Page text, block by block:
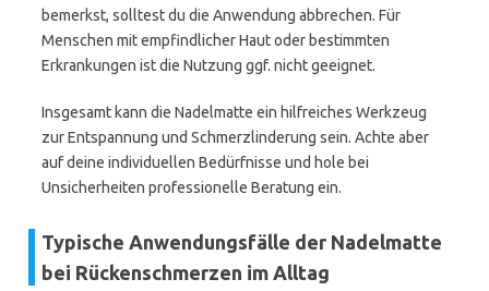
bemerkst, solltest du die Anwendung abbrechen. Für
Menschen mit empfindlicher Haut oder bestimmten
Erkrankungen ist die Nutzung ggf. nicht geeignet.
Insgesamt kann die Nadelmatte ein hilfreiches Werkzeug
zur Entspannung und Schmerzlinderung sein. Achte aber
auf deine individuellen Bedürfnisse und hole bei
Unsicherheiten professionelle Beratung ein.
Typische Anwendungsfälle der Nadelmatte
bei Rückenschmerzen im Alltag